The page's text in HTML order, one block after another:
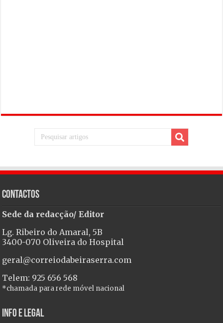
Contactos
Sede da redacção/ Editor
Lg. Ribeiro do Amaral, 5B
3400-070 Oliveira do Hospital
geral@correiodabeiraserra.com
Telem: 925 656 568
*chamada para rede móvel nacional
Info e Legal